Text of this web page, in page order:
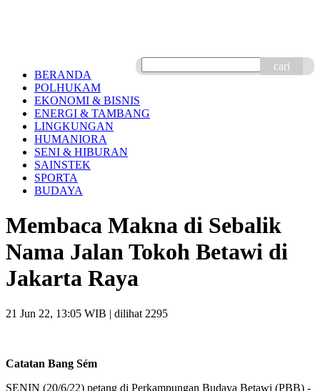
cari
BERANDA
POLHUKAM
EKONOMI & BISNIS
ENERGI & TAMBANG
LINGKUNGAN
HUMANIORA
SENI & HIBURAN
SAINSTEK
SPORTA
BUDAYA
Membaca Makna di Sebalik
Nama Jalan Tokoh Betawi di
Jakarta Raya
21 Jun 22, 13:05 WIB | dilihat 2295
Catatan Bang Sém
SENIN (20/6/22) petang di Perkampungan Budaya Betawi (PBB) -